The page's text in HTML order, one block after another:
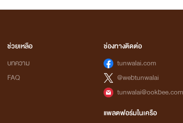
ช่วยเหลือ
บทความ
FAQ
ช่องทางติดต่อ
tunwalai.com
@webtunwalai
tunwalai@ookbee.com
แพลตฟอร์มในเครือ